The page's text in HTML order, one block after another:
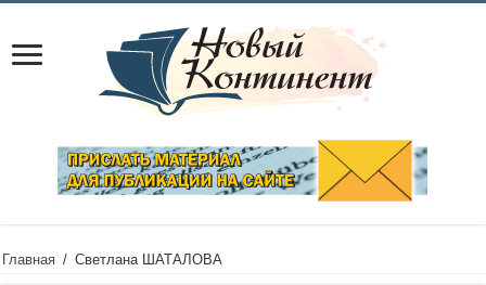
Главная / Светлана ШАТАЛОВА